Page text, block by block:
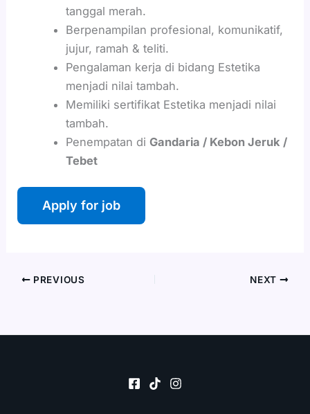
tanggal merah.
Berpenampilan profesional, komunikatif,
jujur, ramah & teliti.
Pengalaman kerja di bidang Estetika
menjadi nilai tambah.
Memiliki sertifikat Estetika menjadi nilai
tambah.
Penempatan di Gandaria / Kebon Jeruk /
Tebet
PREVIOUS NEXT